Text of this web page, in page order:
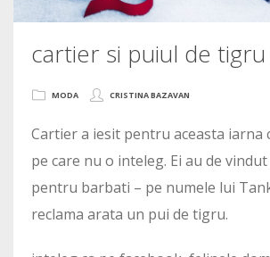
cartier si puiul de tigru
MODA CRISTINA BAZAVAN
Cartier a iesit pentru aceasta iarna
pe care nu o inteleg. Ei au de vindut
pentru barbati – pe numele lui
reclama arata un pui de tigru.